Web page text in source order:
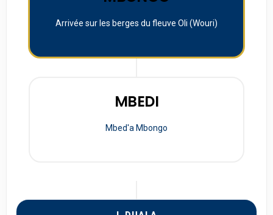
Arrivée sur les berges du fleuve Oli (Wouri)
MBEDI
Mbed'a Mbongo